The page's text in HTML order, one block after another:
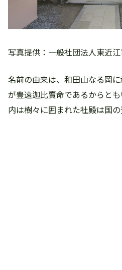
写真提供：一般社団法人東近
名前の由来は、和田山なる岡
が豊遠迦比賣命であるからと
内は樹々に囲まれた社殿は国の